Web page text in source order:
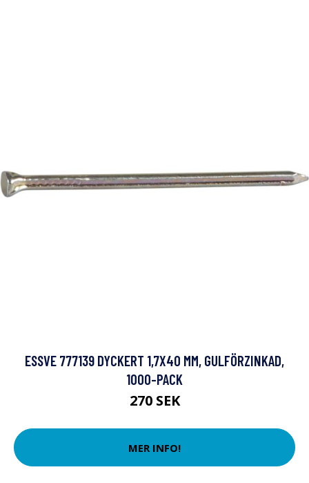
ESSVE 777139 DYCKERT 1,7X40 MM, GULFÖRZINKAD,
1000-PACK
270 SEK
MER INFO!